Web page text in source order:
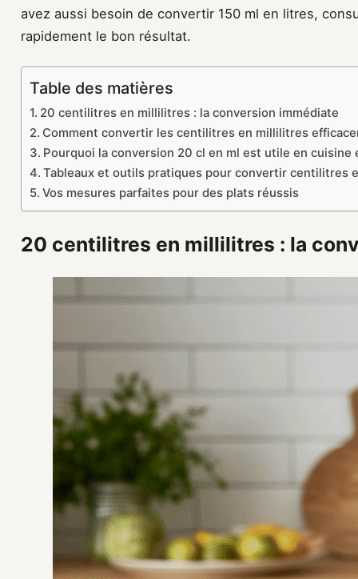
avez aussi besoin de convertir 150 ml en litres,
rapidement le bon résultat.
Table des matières
20 centilitres en millilitres : la conversion immédiate
Comment convertir les centilitres en millilitres
Pourquoi la conversion 20 cl en ml est utile en cuisine
Tableaux et outils pratiques pour convertir centilitres
Vos mesures parfaites pour des plats réussis
20 centilitres en millilitres : la